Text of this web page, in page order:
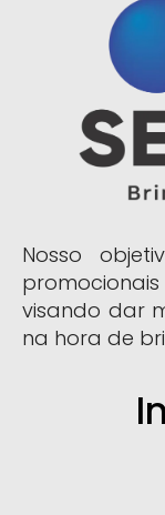
Nosso
visando dar
na hora de